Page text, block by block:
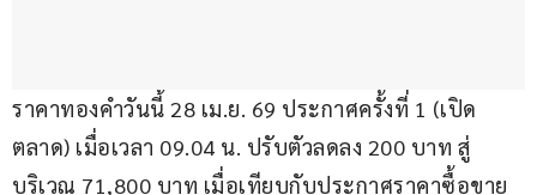
ราคาทองคำวันนี้ 28 เม.ย. 69 ประกาศครั้งที่ 1 (เปิด
ตลาด) เมื่อเวลา 09.04 น. ปรับตัวลดลง 200 บาท สู่
บริเวณ 71,800 บาท เมื่อเทียบกับประกาศราคาซื้อขาย